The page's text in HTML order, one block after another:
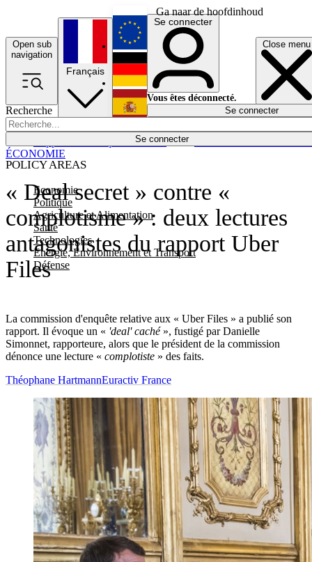
Ga naar de hoofdinhoud
Open sub
navigation
Close menu
Recherche
Se connecter
POLICY AREAS
Economie
Politique
Agriculture et Alimentation
Santé
Technologies
Energie, Environnement et Transport
Défense
Économie
Français
English
Deutsch
Español
Se connecter
Vous êtes déconnecté.
Se connecter
« Deal secret » contre «
complotisme » : deux lectures
antagonistes du rapport Uber
Files
La commission d'enquête relative aux « Uber Files » a publié son
rapport. Il évoque un « 'deal' caché», fustigé par Danielle
Simonnet, rapporteure, alors que le président de la commission
dénonce une lecture « complotiste » des faits.
ÉCONOMIE
Théophane HartmannEuractiv France